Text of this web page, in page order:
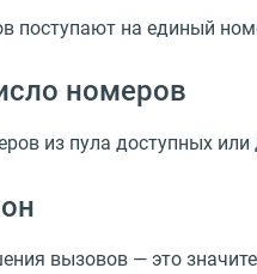
поступают на единый
номеров
из пула доступных
вызовов — это